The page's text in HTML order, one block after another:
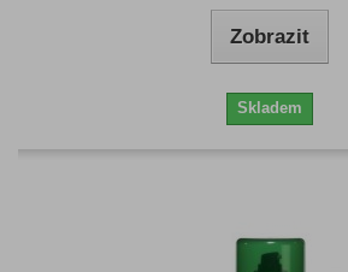
Zobrazit
Skladem